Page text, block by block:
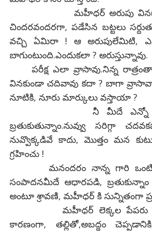
మహీధర్ అరుపు వినగానే
చిందరవందరగా, పడేసిన బట్టలు
వచ్చి ఏమిరా ! ఆ అరుపులేమిటి,
బాగుంటుంది.ఎందుకలా ? అరుస్తున్నావు.
పరీక్ష ఎలా వ్రాసావు.నిన్న
వినకుండా చదివావు కదా ? బాగా
నూటికి, నూరు మార్కులు వస్తాయా ?
నీ మీదే ఎన్నో ఆశలు
బ్రతుకుతున్నాం.నువ్వు సరిగ్గా
నువ్వొక్కడివే కాదు, మొత్తం మన
గ్రహించు !
మనందరం నాన్న గారి
సంపాదనమీదే ఆధారపడి,
అంటూ శ్రావణి, మహీధర్ కి సున్నితంగా
మహీధర్ లెక్కల పేపరు
కారణంగా, తల్లితో,అబద్ధం